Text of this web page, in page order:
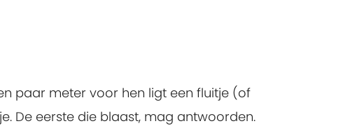
paar meter voor hen ligt een fluitje (of
De eerste die blaast, mag antwoorden.